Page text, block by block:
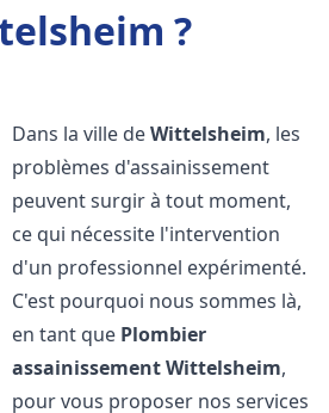
?
Dans la ville deWittelsheim, les
problèmes d'assainissement
peuvent surgir à tout moment,
ce qui nécessite l'intervention
d'un professionnel expérimenté.
C'est pourquoi nous sommes là,
en tant que Plombier
assainissementWittelsheim,
pour vous proposer nos services